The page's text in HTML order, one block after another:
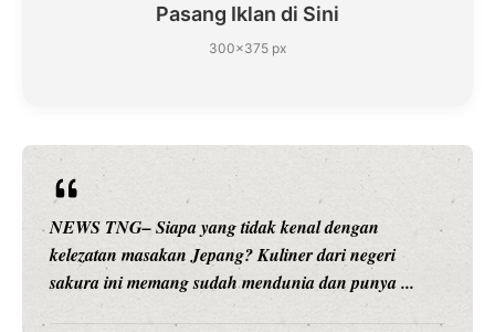
Pasang Iklan di Sini
300×375 px
NEWS TNG– Siapa sangka, dua nama besar di dunia
hiburan, Nunung Srimulat dan Vicky Prasetyo, kini
merambah dunia kuliner dengan ...